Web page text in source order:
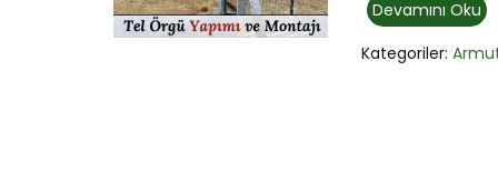
Devamını Oku
Kategoriler: